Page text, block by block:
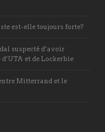
est-elle toujours forte?
suspecté d’avoir
et de Lockerbie
Mitterrand et le